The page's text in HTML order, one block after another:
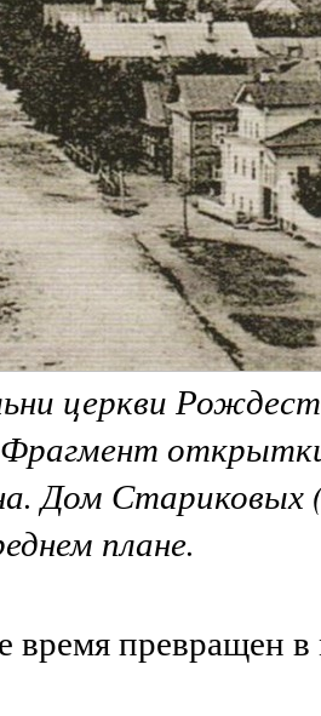
церкви
Дом Стариковых
плане.
время превращен